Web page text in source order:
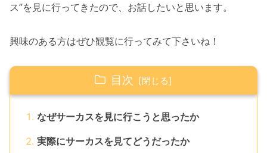
ス”を見に行ってきたので、お話したいと思います。
興味のある方はぜひ観覧に行ってみて下さいね！
目次
なぜサーカスを見に行こうと思ったか
実際にサーカスを見てどうだったか